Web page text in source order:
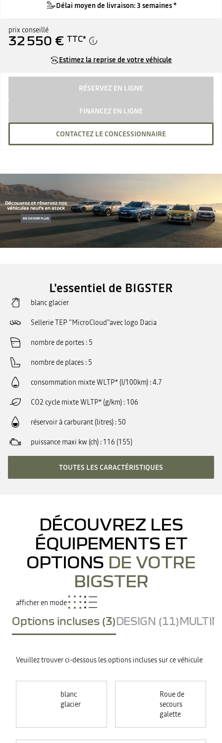
Délai moyen de livraison: 3 semaines *
prix conseillé
32 550 € TTC*
Estimez la reprise de votre véhicule
RÉSERVEZ EN LIGNE
FINANCEZ EN LIGNE
CONTACTEZ LE CONCESSIONNAIRE
L'essentiel de BIGSTER
blanc glacier
Sellerie TEP "MicroCloud"avec logo Dacia
nombre de portes 5
nombre de places 5
consommation mixte WLTP* (l/100km) 4.7
CO2 cycle mixte WLTP* (g/km) 106
réservoir à carburant (litres) 50
puissance maxi kw (ch) 116 (155)
TOUTES LES CARACTÉRISTIQUES
DÉCOUVREZ LES
ÉQUIPEMENTS ET
OPTIONS DE VOTRE
BIGSTER
afficher en mode
Options incluses (3)DESIGN (11)
Veuillez trouver ci-dessous les options incluses sur ce véhicule
blanc
glacier
Roue de
secours
galette